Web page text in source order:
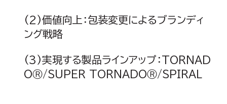
(2)価値向上：包装変更によるブランディ
ング戦略
(3)実現する製品ラインアップ：TORNAD
OⓇ/SUPER TORNADOⓇ/SPIRAL